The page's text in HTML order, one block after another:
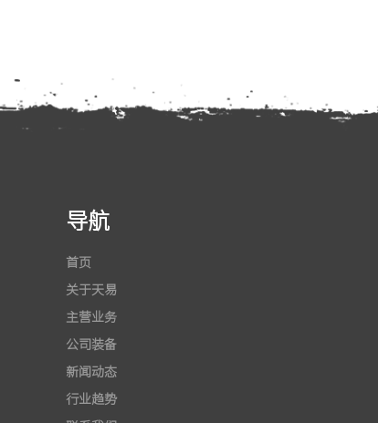
导航
首页
关于天易
主营业务
公司装备
新闻动态
行业趋势